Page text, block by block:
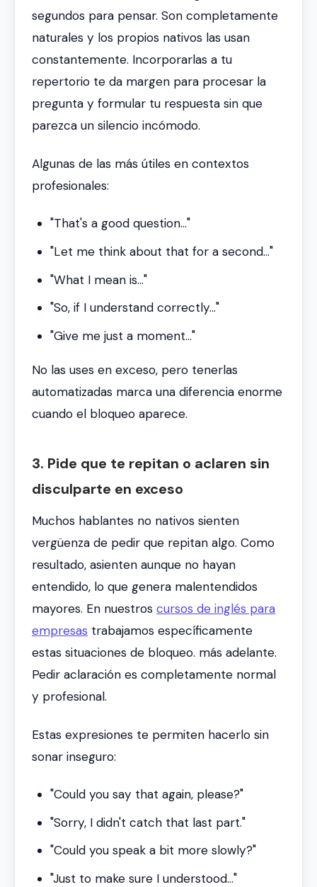
segundos para pensar. Son completamente
naturales y los propios nativos las usan
constantemente. Incorporarlas a tu
repertorio te da margen para procesar la
pregunta y formular tu respuesta sin que
parezca un silencio incómodo.
Algunas de las más útiles en contextos
profesionales:
"That's a good question..."
"Let me think about that for a second..."
"What I mean is..."
"So, if I understand correctly..."
"Give me just a moment..."
No las uses en exceso, pero tenerlas
automatizadas marca una diferencia enorme
cuando el bloqueo aparece.
3. Pide que te repitan o aclaren sin
disculparte en exceso
Muchos hablantes no nativos sienten
vergüenza de pedir que repitan algo. Como
resultado, asienten aunque no hayan
entendido, lo que genera malentendidos
mayores. En nuestros cursos de inglés para
empresas trabajamos específicamente
estas situaciones de bloqueo. más adelante.
Pedir aclaración es completamente normal
y profesional.
Estas expresiones te permiten hacerlo sin
sonar inseguro:
"Could you say that again, please?"
"Sorry, I didn't catch that last part."
"Could you speak a bit more slowly?"
"Just to make sure I understood..."